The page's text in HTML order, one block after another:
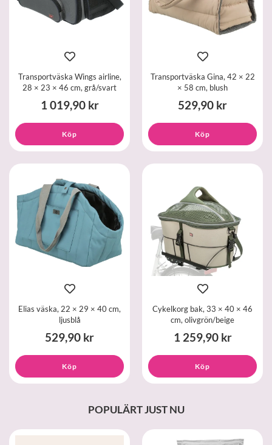
Transportväska Wings airline,
28 × 23 × 46 cm, grå/svart
1 019,90 kr
Köp
Transportväska Gina, 42 × 22
× 58 cm, blush
529,90 kr
Köp
Elias väska, 22 × 29 × 40 cm,
ljusblå
529,90 kr
Köp
Cykelkorg bak, 33 × 40 × 46
cm, olivgrön/beige
1 259,90 kr
Köp
POPULÄRT JUST NU